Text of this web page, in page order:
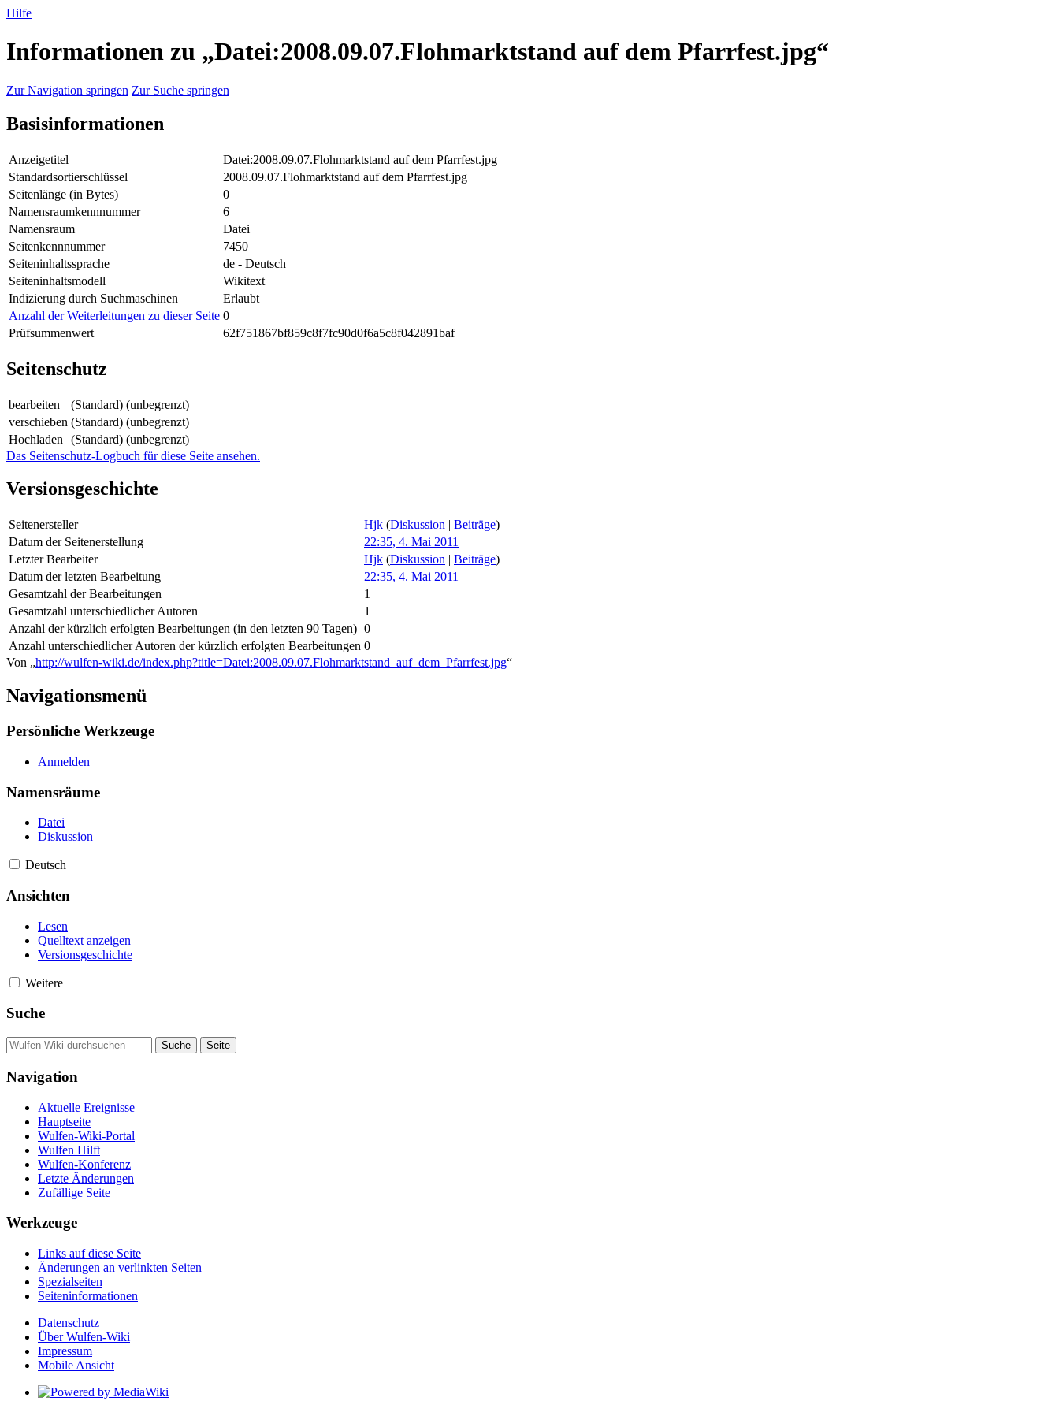
Hilfe
Informationen zu „Datei:2008.09.07.Flohmarktstand auf dem Pfarrfest.jpg“
Zur Navigation springen Zur Suche springen
Basisinformationen
Anzeigetitel
Datei:2008.09.07.Flohmarktstand auf dem Pfarrfest.jpg
Standardsortierschlüssel
2008.09.07.Flohmarktstand auf dem Pfarrfest.jpg
Seitenlänge (in Bytes)
0
Namensraumkennnummer
6
Namensraum
Datei
Seitenkennnummer
7450
Seiteninhaltssprache
de - Deutsch
Seiteninhaltsmodell
Wikitext
Indizierung durch Suchmaschinen
Erlaubt
Anzahl der Weiterleitungen zu dieser Seite 0
Prüfsummenwert
62f751867bf859c8f7fc90d0f6a5c8f042891baf
Seitenschutz
bearbeiten
(Standard) (unbegrenzt)
verschieben (Standard) (unbegrenzt)
Hochladen
(Standard) (unbegrenzt)
Das Seitenschutz-Logbuch für diese Seite ansehen.
Versionsgeschichte
Seitenersteller Hjk (Diskussion | Beiträge)
Datum der Seitenerstellung
22:35, 4. Mai 2011
Letzter Bearbeiter
Hjk (Diskussion | Beiträge)
Datum der letzten Bearbeitung
22:35, 4. Mai 2011
Gesamtzahl der Bearbeitungen
1
Gesamtzahl unterschiedlicher Autoren
1
Anzahl der kürzlich erfolgten Bearbeitungen (in den letzten 90 Tagen) 0
Anzahl unterschiedlicher Autoren der kürzlich erfolgten Bearbeitungen 0
Von „http://wulfen-wiki.de/index.php?title=Datei:2008.09.07.Flohmarktstand_auf_dem_Pfarrfest.jpg“
Navigationsmenü
Persönliche Werkzeuge
Anmelden
Namensräume
Datei
Diskussion
Deutsch
Ansichten
Lesen
Quelltext anzeigen
Versionsgeschichte
Weitere
Suche
Navigation
Aktuelle Ereignisse
Hauptseite
Wulfen-Wiki-Portal
Wulfen Hilft
Wulfen-Konferenz
Letzte Änderungen
Zufällige Seite
Werkzeuge
Links auf diese Seite
Änderungen an verlinkten Seiten
Spezialseiten
Seiten­­informationen
Datenschutz
Über Wulfen-Wiki
Impressum
Mobile Ansicht